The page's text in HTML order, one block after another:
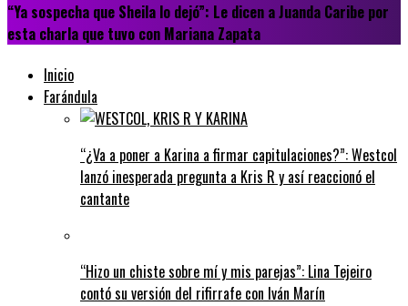
“Ya sospecha que Sheila lo dejó”: Le dicen a Juanda Caribe por
esta charla que tuvo con Mariana Zapata
Inicio
Farándula
“¿Va a poner a Karina a firmar capitulaciones?”: Westcol
lanzó inesperada pregunta a Kris R y así reaccionó el
cantante
“Hizo un chiste sobre mí y mis parejas”: Lina Tejeiro
contó su versión del rifirrafe con Iván Marín